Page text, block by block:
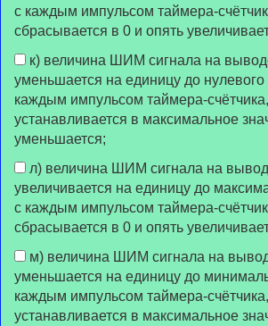
с каждым импульсом таймера-
сбрасывается в 0 и опять
уменьшается на единицу до нулевого
каждым импульсом таймера-
устанавливается в максимальное
уменьшается;
увеличивается на единицу до
с каждым импульсом таймера-
сбрасывается в 0 и опять
уменьшается на единицу до
каждым импульсом таймера-
устанавливается в максимальное